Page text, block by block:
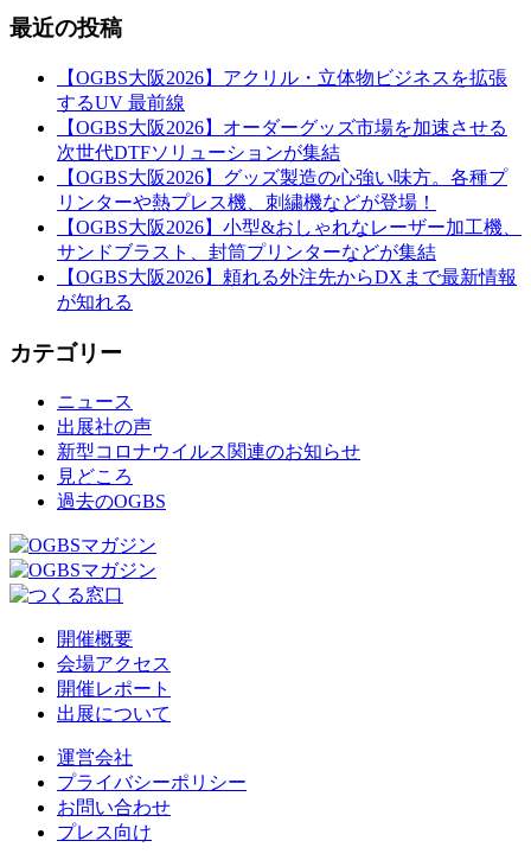
最近の投稿
【OGBS大阪2026】アクリル・立体物ビジネスを拡張
するUV 最前線
【OGBS大阪2026】オーダーグッズ市場を加速させる
次世代DTFソリューションが集結
【OGBS大阪2026】グッズ製造の心強い味方。各種プ
リンターや熱プレス機、刺繍機などが登場！
【OGBS大阪2026】小型&おしゃれなレーザー加工機、
サンドブラスト、封筒プリンターなどが集結
【OGBS大阪2026】頼れる外注先からDXまで最新情報
が知れる
カテゴリー
ニュース
出展社の声
新型コロナウイルス関連のお知らせ
見どころ
過去のOGBS
開催概要
会場アクセス
開催レポート
出展について
運営会社
プライバシーポリシー
お問い合わせ
プレス向け